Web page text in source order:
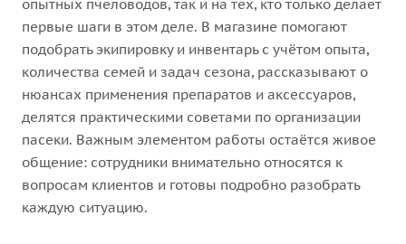
опытных пчеловодов, так и на тех, кто только делает
первые шаги в этом деле. В магазине помогают
подобрать экипировку и инвентарь с учётом опыта,
количества семей и задач сезона, рассказывают о
нюансах применения препаратов и аксессуаров,
делятся практическими советами по организации
пасеки. Важным элементом работы остаётся живое
общение: сотрудники внимательно относятся к
вопросам клиентов и готовы подробно разобрать
каждую ситуацию.